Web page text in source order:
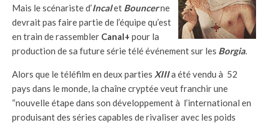
Mais le scénariste d’Incalet Bouncerne
devrait pas faire partie de l’équipe qu’est
en train de rassembler Canal+ pour la
production de sa future série télé événement sur les Borgia.
Alors que le téléfilm en deux parties XIIIa été vendu à 52
pays dans le monde, la chaîne cryptée veut franchir une
“nouvelle étape dans son développement à l’international en
produisant des séries capables de rivaliser avec les poids